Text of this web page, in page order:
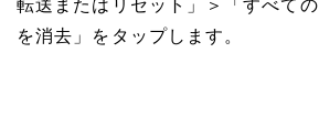
転送またはリセット」＞「すべて
を消去」をタップします。